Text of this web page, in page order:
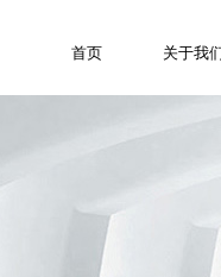
首页 关于我